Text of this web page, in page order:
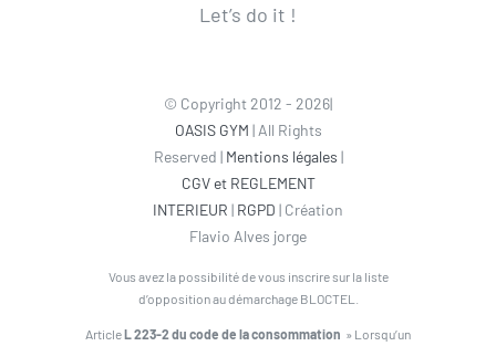
Let’s do it !
© Copyright 2012 - 2026|
OASIS GYM | All Rights
Reserved | Mentions légales |
CGV et REGLEMENT
INTERIEUR | RGPD | Création
Flavio Alves jorge
Vous avez la possibilité de vous inscrire sur la liste
d’opposition au démarchage BLOCTEL.
ArticleL 223-2 du code de la consommation » Lorsqu’un